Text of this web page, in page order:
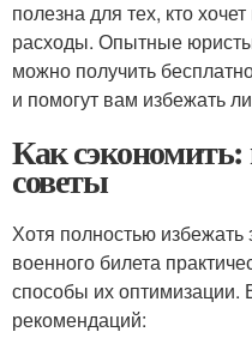
полезна для тех, кто
расходы. Опытные
можно получить
и помогут вам избежать
Как сэкономить:
советы
Хотя полностью
военного билета
способы их оптимизации.
рекомендаций: